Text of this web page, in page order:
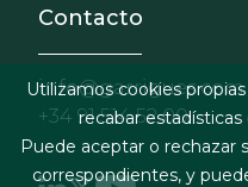
Contacto
info@garrigues.com
+34 91 514 52 00
Utilizamos cookies
recabar
Puede aceptar o rechazar
correspondientes, y